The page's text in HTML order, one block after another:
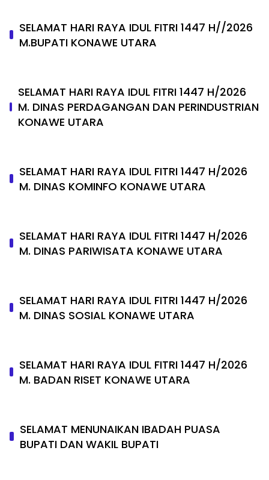
SELAMAT HARI RAYA IDUL FITRI 1447 H//2026
M.BUPATI KONAWE UTARA
SELAMAT HARI RAYA IDUL FITRI 1447 H/2026
M. DINAS PERDAGANGAN DAN PERINDUSTRIAN
KONAWE UTARA
SELAMAT HARI RAYA IDUL FITRI 1447 H/2026
M. DINAS KOMINFO KONAWE UTARA
SELAMAT HARI RAYA IDUL FITRI 1447 H/2026
M. DINAS PARIWISATA KONAWE UTARA
SELAMAT HARI RAYA IDUL FITRI 1447 H/2026
M. DINAS SOSIAL KONAWE UTARA
SELAMAT HARI RAYA IDUL FITRI 1447 H/2026
M. BADAN RISET KONAWE UTARA
SELAMAT MENUNAIKAN IBADAH PUASA
BUPATI DAN WAKIL BUPATI